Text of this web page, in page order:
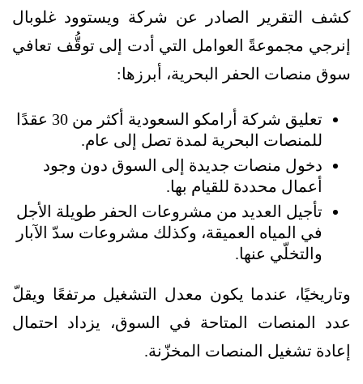
كشف التقرير الصادر عن شركة ويستوود غلوبال
إنرجي مجموعةً العوامل التي أدت إلى توقُّف تعافي
سوق منصات الحفر البحرية، أبرزها:
تعليق شركة أرامكو السعودية أكثر من 30 عقدًا
للمنصات البحرية لمدة تصل إلى عام.
دخول منصات جديدة إلى السوق دون وجود
أعمال محددة للقيام بها.
تأجيل العديد من مشروعات الحفر طويلة الأجل
في المياه العميقة، وكذلك مشروعات سدّ الآبار
والتخلّي عنها.
وتاريخيًا، عندما يكون معدل التشغيل مرتفعًا ويقلّ
عدد المنصات المتاحة في السوق، يزداد احتمال
إعادة تشغيل المنصات المخزّنة.